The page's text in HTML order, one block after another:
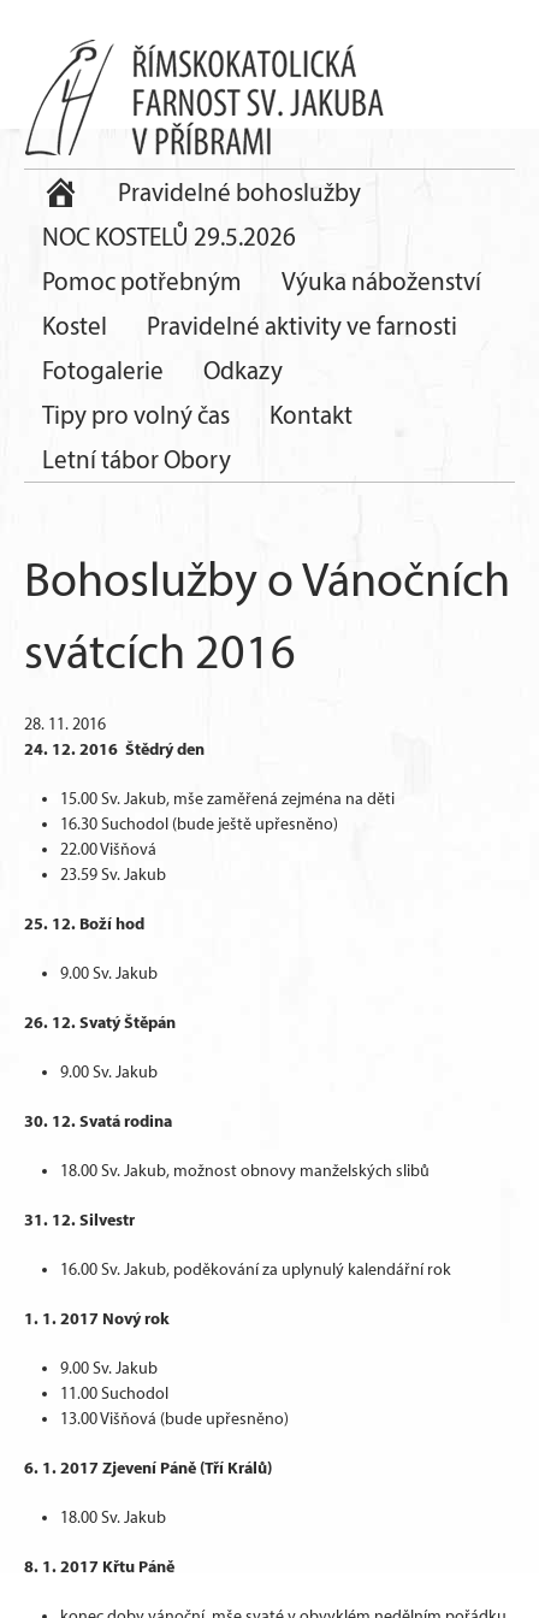
Pravidelné bohoslužby
NOC KOSTELŮ 29.5.2026
Pomoc potřebným
Výuka náboženství
Kostel
Pravidelné aktivity ve farnosti
Fotogalerie
Odkazy
Tipy pro volný čas
Kontakt
Letní tábor Obory
Bohoslužby o Vánočních
svátcích 2016
28. 11. 2016
24. 12. 2016 Štědrý den
15.00 Sv. Jakub, mše zaměřená zejména na děti
16.30 Suchodol (bude ještě upřesněno)
22.00 Višňová
23.59 Sv. Jakub
25. 12. Boží hod
9.00 Sv. Jakub
26. 12. Svatý Štěpán
9.00 Sv. Jakub
30. 12. Svatá rodina
18.00 Sv. Jakub, možnost obnovy manželských slibů
31. 12. Silvestr
16.00 Sv. Jakub, poděkování za uplynulý kalendářní rok
1. 1. 2017 Nový rok
9.00 Sv. Jakub
11.00 Suchodol
13.00 Višňová (bude upřesněno)
6. 1. 2017 Zjevení Páně (Tří Králů)
18.00 Sv. Jakub
8. 1. 2017 Křtu Páně